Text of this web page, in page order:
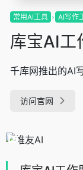
常用AI工具 AI写作
库宝AI工
千库网推出的AI
访问官网